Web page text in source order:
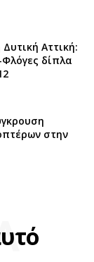
Αττική:
δίπλα
στην